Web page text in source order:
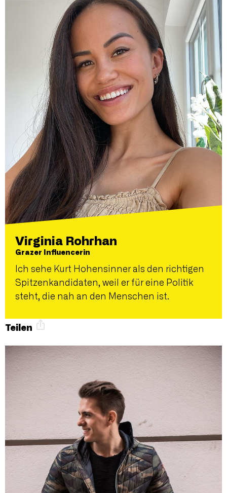
Virginia Rohrhan
Grazer Influencerin
Ich sehe Kurt Hohensinner als den richtigen
Spitzenkandidaten, weil er für eine Politik
steht, die nah an den Menschen ist.
Teilen